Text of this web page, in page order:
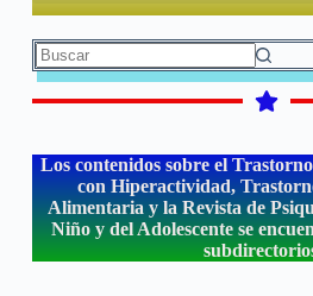
Los contenidos sobre el
con Hiperactividad,
Alimentaria y la Revista de
Niño y del Adolescente se